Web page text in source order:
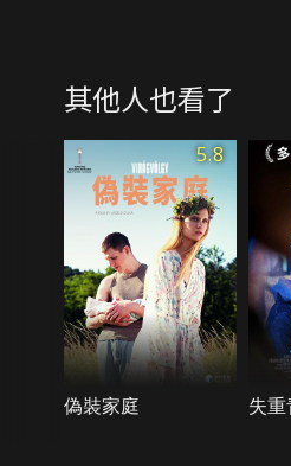
其他人也看了
5.8
偽裝家庭 失重